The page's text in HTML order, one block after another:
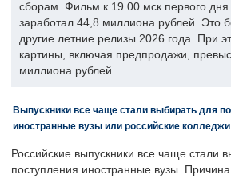
сборам. Фильм к 19.00 мск первого дня
заработал 44,8 миллиона рублей. Это
другие летние релизы 2026 года. При
картины, включая предпродажи,
миллиона рублей.
Выпускники все чаще стали выбирать для
иностранные вузы или российские колледжи
Российские выпускники все чаще стали
поступления иностранные вузы.